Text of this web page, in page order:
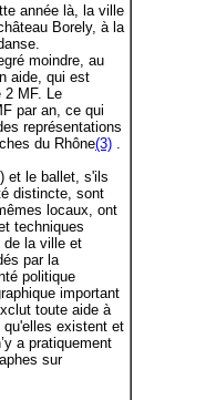
année là, la ville
Borely, à la
moindre, au
aide, qui est
2 MF. Le
par an, ce qui
représentations
du Rhône(3) .
et le ballet, s'ils
distincte, sont
locaux, ont
techniques
de la ville et
par la
politique
important
toute aide à
existent et
a pratiquement
sur